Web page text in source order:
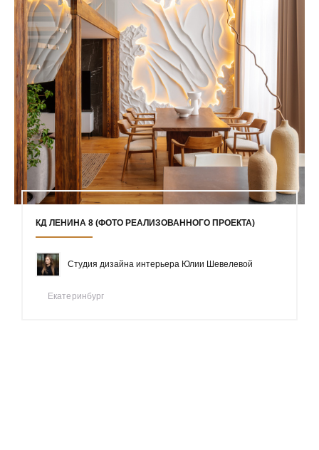
КД ЛЕНИНА 8 (ФОТО РЕАЛИЗОВАННОГО ПРОЕКТА)
Студия дизайна интерьера Юлии Шевелевой
Екатеринбург